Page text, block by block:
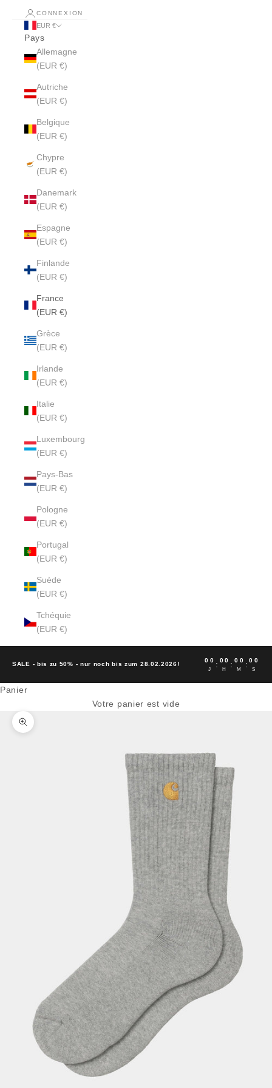
CONNEXION
EUR €
Pays
Allemagne
(EUR €)
Autriche
(EUR €)
Belgique
(EUR €)
Chypre
(EUR €)
Danemark
(EUR €)
Espagne
(EUR €)
Finlande
(EUR €)
France
(EUR €)
Grèce
(EUR €)
Irlande
(EUR €)
Italie
(EUR €)
Luxembourg
(EUR €)
Pays-Bas
(EUR €)
Pologne
(EUR €)
Portugal
(EUR €)
Suède
(EUR €)
Tchéquie
(EUR €)
SALE - bis zu 50% - nur noch bis zum 28.02.2026!
00
J
: 00
H
: 00
M
:00
S
Panier
Votre panier est vide
Zoomer sur l'image